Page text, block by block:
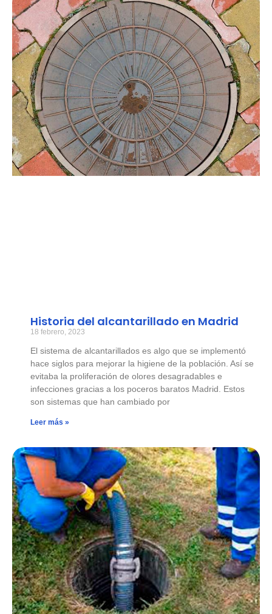
Historia del alcantarillado en Madrid
18 febrero, 2023
El sistema de alcantarillados es algo que se implementó
hace siglos para mejorar la higiene de la población. Así se
evitaba la proliferación de olores desagradables e
infecciones gracias a los poceros baratos Madrid. Estos
son sistemas que han cambiado por
Leer más »